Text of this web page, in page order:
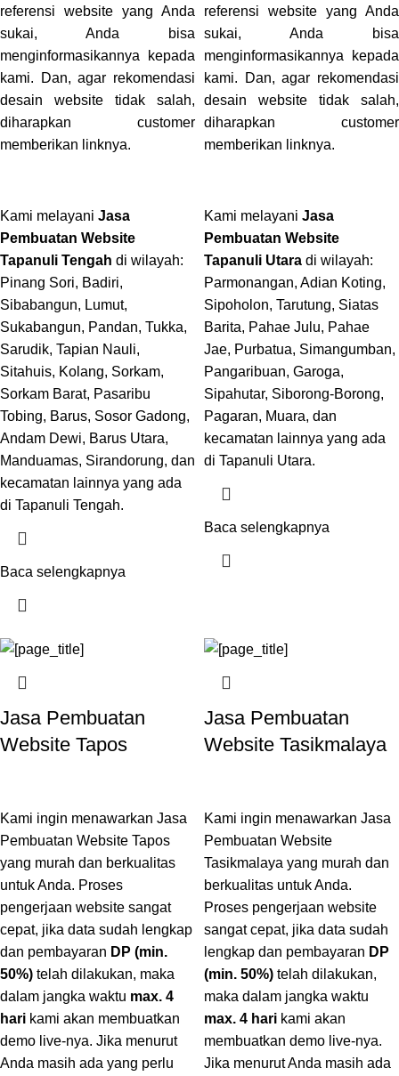
referensi website yang Anda
sukai, Anda bisa
menginformasikannya kepada
kami. Dan, agar rekomendasi
desain website tidak salah,
diharapkan customer
memberikan linknya.
Kami melayani Jasa
Pembuatan Website
Tapanuli Tengah di wilayah:
Pinang Sori, Badiri,
Sibabangun, Lumut,
Sukabangun, Pandan, Tukka,
Sarudik, Tapian Nauli,
Sitahuis, Kolang, Sorkam,
Sorkam Barat, Pasaribu
Tobing, Barus, Sosor Gadong,
Andam Dewi, Barus Utara,
Manduamas, Sirandorung, dan
kecamatan lainnya yang ada
di Tapanuli Tengah.
Baca selengkapnya
referensi website yang Anda
sukai, Anda bisa
menginformasikannya kepada
kami. Dan, agar rekomendasi
desain website tidak salah,
diharapkan customer
memberikan linknya.
Kami melayani Jasa
Pembuatan Website
Tapanuli Utara di wilayah:
Parmonangan, Adian Koting,
Sipoholon, Tarutung, Siatas
Barita, Pahae Julu, Pahae
Jae, Purbatua, Simangumban,
Pangaribuan, Garoga,
Sipahutar, Siborong-Borong,
Pagaran, Muara, dan
kecamatan lainnya yang ada
di Tapanuli Utara.
Baca selengkapnya
Jasa Pembuatan
Website Tapos
Kami ingin menawarkan Jasa
Pembuatan Website Tapos
yang murah dan berkualitas
untuk Anda. Proses
pengerjaan website sangat
cepat, jika data sudah lengkap
dan pembayaran DP (min.
50%) telah dilakukan, maka
dalam jangka waktu max. 4
hari kami akan membuatkan
demo live-nya. Jika menurut
Anda masih ada yang perlu
Jasa Pembuatan
Website Tasikmalaya
Kami ingin menawarkan Jasa
Pembuatan Website
Tasikmalaya yang murah dan
berkualitas untuk Anda.
Proses pengerjaan website
sangat cepat, jika data sudah
lengkap dan pembayaran DP
(min. 50%) telah dilakukan,
maka dalam jangka waktu
max. 4 hari kami akan
membuatkan demo live-nya.
Jika menurut Anda masih ada